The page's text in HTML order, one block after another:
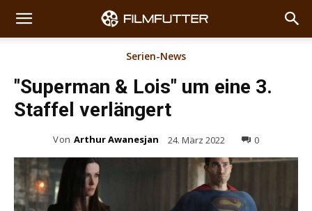
Serien-News
"Superman & Lois" um eine 3.
Staffel verlängert
Von Arthur Awanesjan 24. März 2022 0